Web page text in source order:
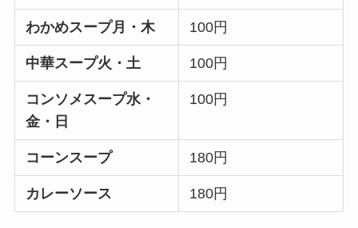
わかめスープ月・木 100円
中華スープ火・土 100円
コンソメスープ水・
金・日
100円
コーンスープ 180円
カレーソース 180円